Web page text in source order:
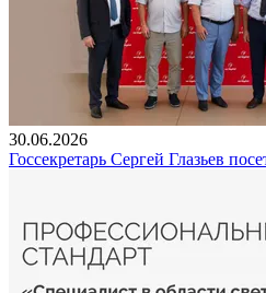
30.06.2026
Госсекретарь Сергей Глазьев